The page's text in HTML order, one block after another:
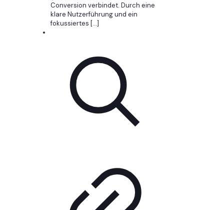
Conversion verbindet. Durch eine
klare Nutzerführung und ein
fokussiertes […]